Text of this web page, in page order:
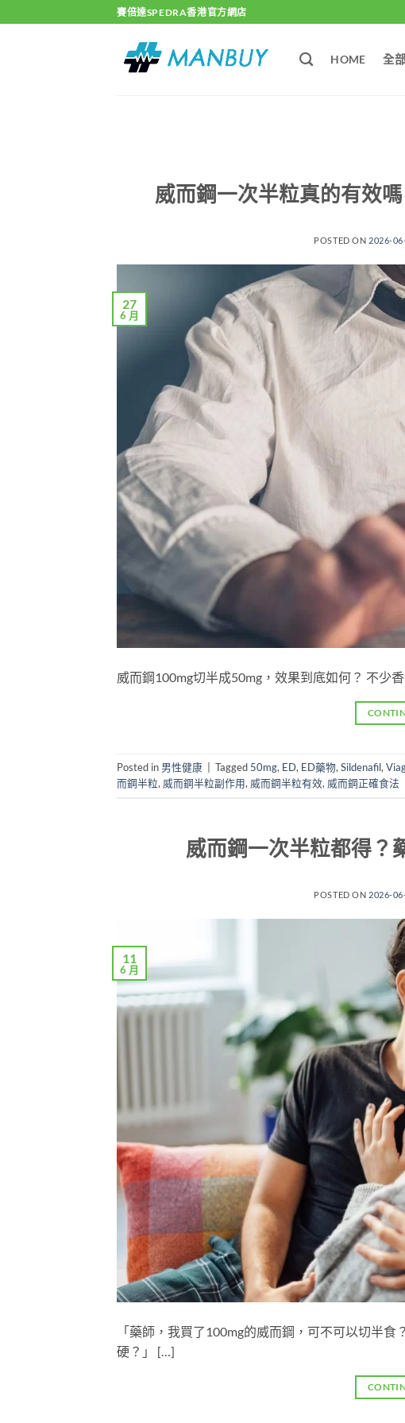
to
賽倍達SPEDRA香港官方網店
HOME 全
威而鋼一次半粒真的有效
POSTED ON 2026-
27
6 月
威而鋼100mg切半成50mg，效果到底如何？ 不少
Posted in 男性健康 Tagged 50mg, ED, ED藥物, Sildenafil,
而鋼半粒, 威而鋼半粒副作用, 威而鋼半粒有效, 威而鋼正確食法
威而鋼一次半粒都得？
POSTED ON 2026-
11
6 月
「藥師，我買了100mg的威而鋼，可不可以切半
硬？」 […]